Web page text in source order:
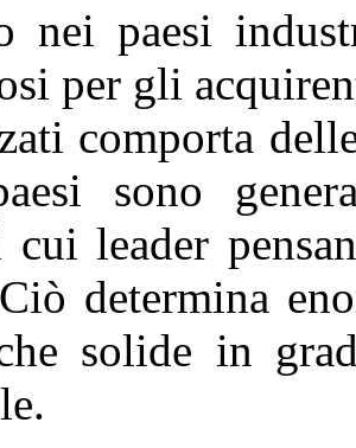
nei paesi
per gli
comporta
sono
leader
determina
solide in